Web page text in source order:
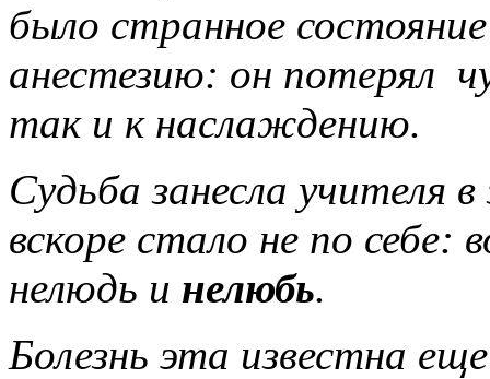
было странное
анестезию: он потерял
так и к наслаждению.
Судьба занесла учителя
вскоре стало не по себе:
нелюдь и нелюбь.
Болезнь эта известна